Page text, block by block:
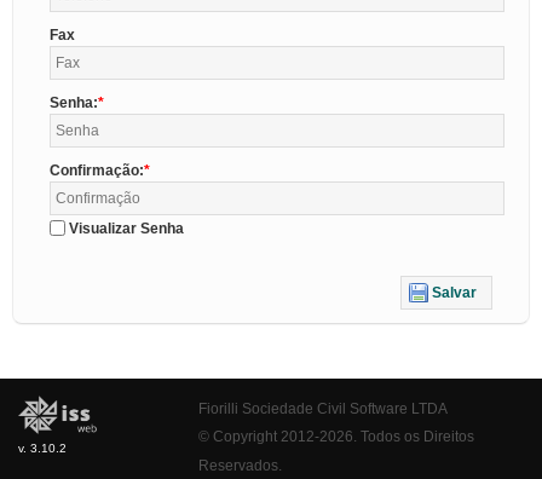
Fax
Senha:
Confirmação:
Visualizar Senha
Salvar
v. 3.10.2
Fiorilli Sociedade Civil Software LTDA
© Copyright 2012-2026. Todos os Direitos
Reservados.